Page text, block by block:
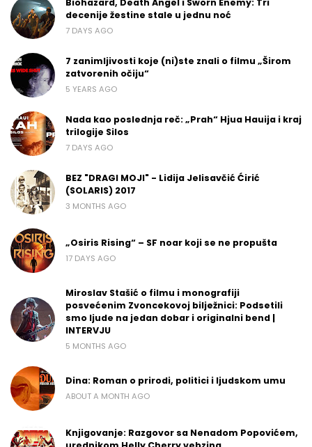
decenije žestine stale u jednu noć
7 DAYS AGO
7 zanimljivosti koje (ni)ste znali o filmu „Širom
zatvorenih očiju“
5 YEARS AGO
Nada kao poslednja reč: „Prah“ Hjua Hauija i kraj
trilogije Silos
7 DAYS AGO
BEZ "DRAGI MOJI" - Lidija Jelisavčić Ćirić
(SOLARIS) 2017
3 MONTHS AGO
„Osiris Rising“ – SF noar koji se ne propušta
17 DAYS AGO
Miroslav Stašić o filmu i monografiji
posvećenim Zvoncekovoj bilježnici: Podsetili
smo ljude na jedan dobar i originalni bend |
INTERVJU
5 MONTHS AGO
Dina: Roman o prirodi, politici i ljudskom umu
ABOUT A MONTH AGO
Knjigovanje: Razgovor sa Nenadom Popovićem,